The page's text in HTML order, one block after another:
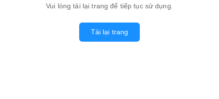
Vui lòng tải lại trang để tiếp tục sử dụng.
Tải lại trang